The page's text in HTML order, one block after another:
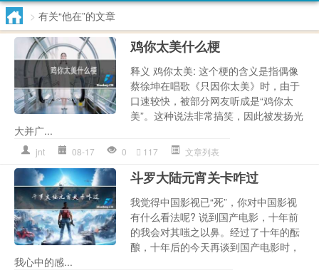
> 有关“他在”的文章
鸡你太美什么梗
释义 鸡你太美: 这个梗的含义是指偶像
蔡徐坤在唱歌《只因你太美》时，由于
口速较快，被部分网友听成是“鸡你太
美”。这种说法非常搞笑，因此被发扬光
大并广...
jnt 08-17 0 117 文章列表
斗罗大陆元宵关卡咋过
我觉得中国影视已“死”，你对中国影视
有什么看法呢? 说到国产电影，十年前
的我会对其嗤之以鼻。经过了十年的酝
酿，十年后的今天再谈到国产电影时，
我心中的感...